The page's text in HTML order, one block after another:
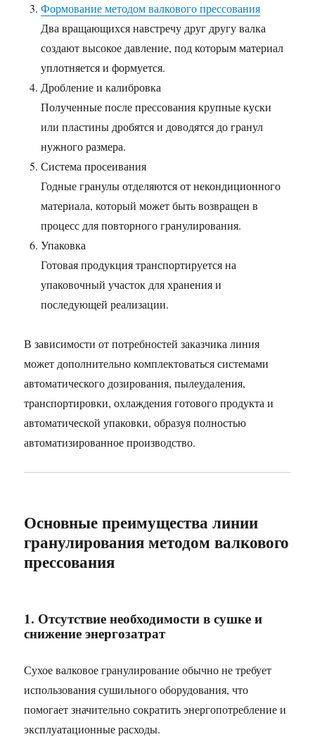
Формование методом валкового прессования
Два вращающихся навстречу друг другу валка
создают высокое давление, под которым материал
уплотняется и формуется.
Дробление и калибровка
Полученные после прессования крупные куски
или пластины дробятся и доводятся до гранул
нужного размера.
Система просеивания
Годные гранулы отделяются от некондиционного
материала, который может быть возвращен в
процесс для повторного гранулирования.
Упаковка
Готовая продукция транспортируется на
упаковочный участок для хранения и
последующей реализации.
В зависимости от потребностей заказчика линия
может дополнительно комплектоваться системами
автоматического дозирования, пылеудаления,
транспортировки, охлаждения готового продукта и
автоматической упаковки, образуя полностью
автоматизированное производство.
Основные преимущества линии
гранулирования методом валкового
прессования
1. Отсутствие необходимости в сушке и
снижение энергозатрат
Сухое валковое гранулирование обычно не требует
использования сушильного оборудования, что
помогает значительно сократить энергопотребление и
эксплуатационные расходы.